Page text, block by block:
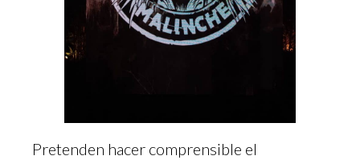
Pretenden hacer comprensible el